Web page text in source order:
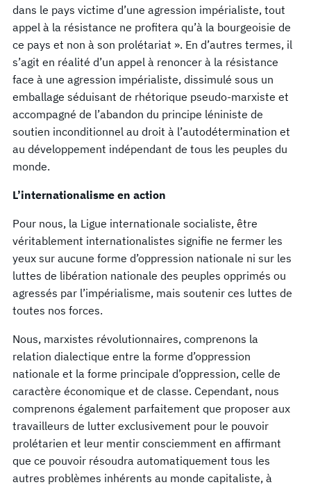
dans le pays victime d’une agression impérialiste, tout
appel à la résistance ne profitera qu’à la bourgeoisie de
ce pays et non à son prolétariat ». En d’autres termes, il
s’agit en réalité d’un appel à renoncer à la résistance
face à une agression impérialiste, dissimulé sous un
emballage séduisant de rhétorique pseudo-marxiste et
accompagné de l’abandon du principe léniniste de
soutien inconditionnel au droit à l’autodétermination et
au développement indépendant de tous les peuples du
monde.
L’internationalisme en action
Pour nous, la Ligue internationale socialiste, être
véritablement internationalistes signifie ne fermer les
yeux sur aucune forme d’oppression nationale ni sur les
luttes de libération nationale des peuples opprimés ou
agressés par l’impérialisme, mais soutenir ces luttes de
toutes nos forces.
Nous, marxistes révolutionnaires, comprenons la
relation dialectique entre la forme d’oppression
nationale et la forme principale d’oppression, celle de
caractère économique et de classe. Cependant, nous
comprenons également parfaitement que proposer aux
travailleurs de lutter exclusivement pour le pouvoir
prolétarien et leur mentir consciemment en affirmant
que ce pouvoir résoudra automatiquement tous les
autres problèmes inhérents au monde capitaliste, à